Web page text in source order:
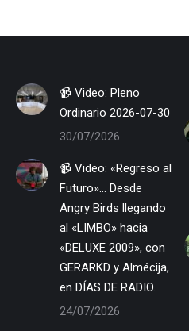
📹 Video: Pleno
Ordinario 2026-07-30
30/07/2026
📹 Video: «Regreso al
Futuro»… Desde
Angry Birds llegando
al «LIMBO» hacia
«DELUXE 2009», con
GERARKD y Almécija,
en DÍAS DE RADIO.
24/07/2026